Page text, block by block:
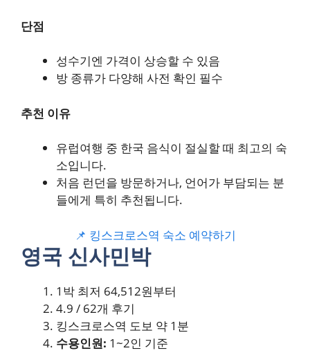
단점
성수기엔 가격이 상승할 수 있음
방 종류가 다양해 사전 확인 필수
추천 이유
유럽여행 중 한국 음식이 절실할 때 최고의 숙
소입니다.
처음 런던을 방문하거나, 언어가 부담되는 분
들에게 특히 추천됩니다.
📌 킹스크로스역 숙소 예약하기
영국 신사민박
1박 최저 64,512원부터
4.9 / 62개 후기
킹스크로스역 도보 약 1분
수용인원: 1~2인 기준